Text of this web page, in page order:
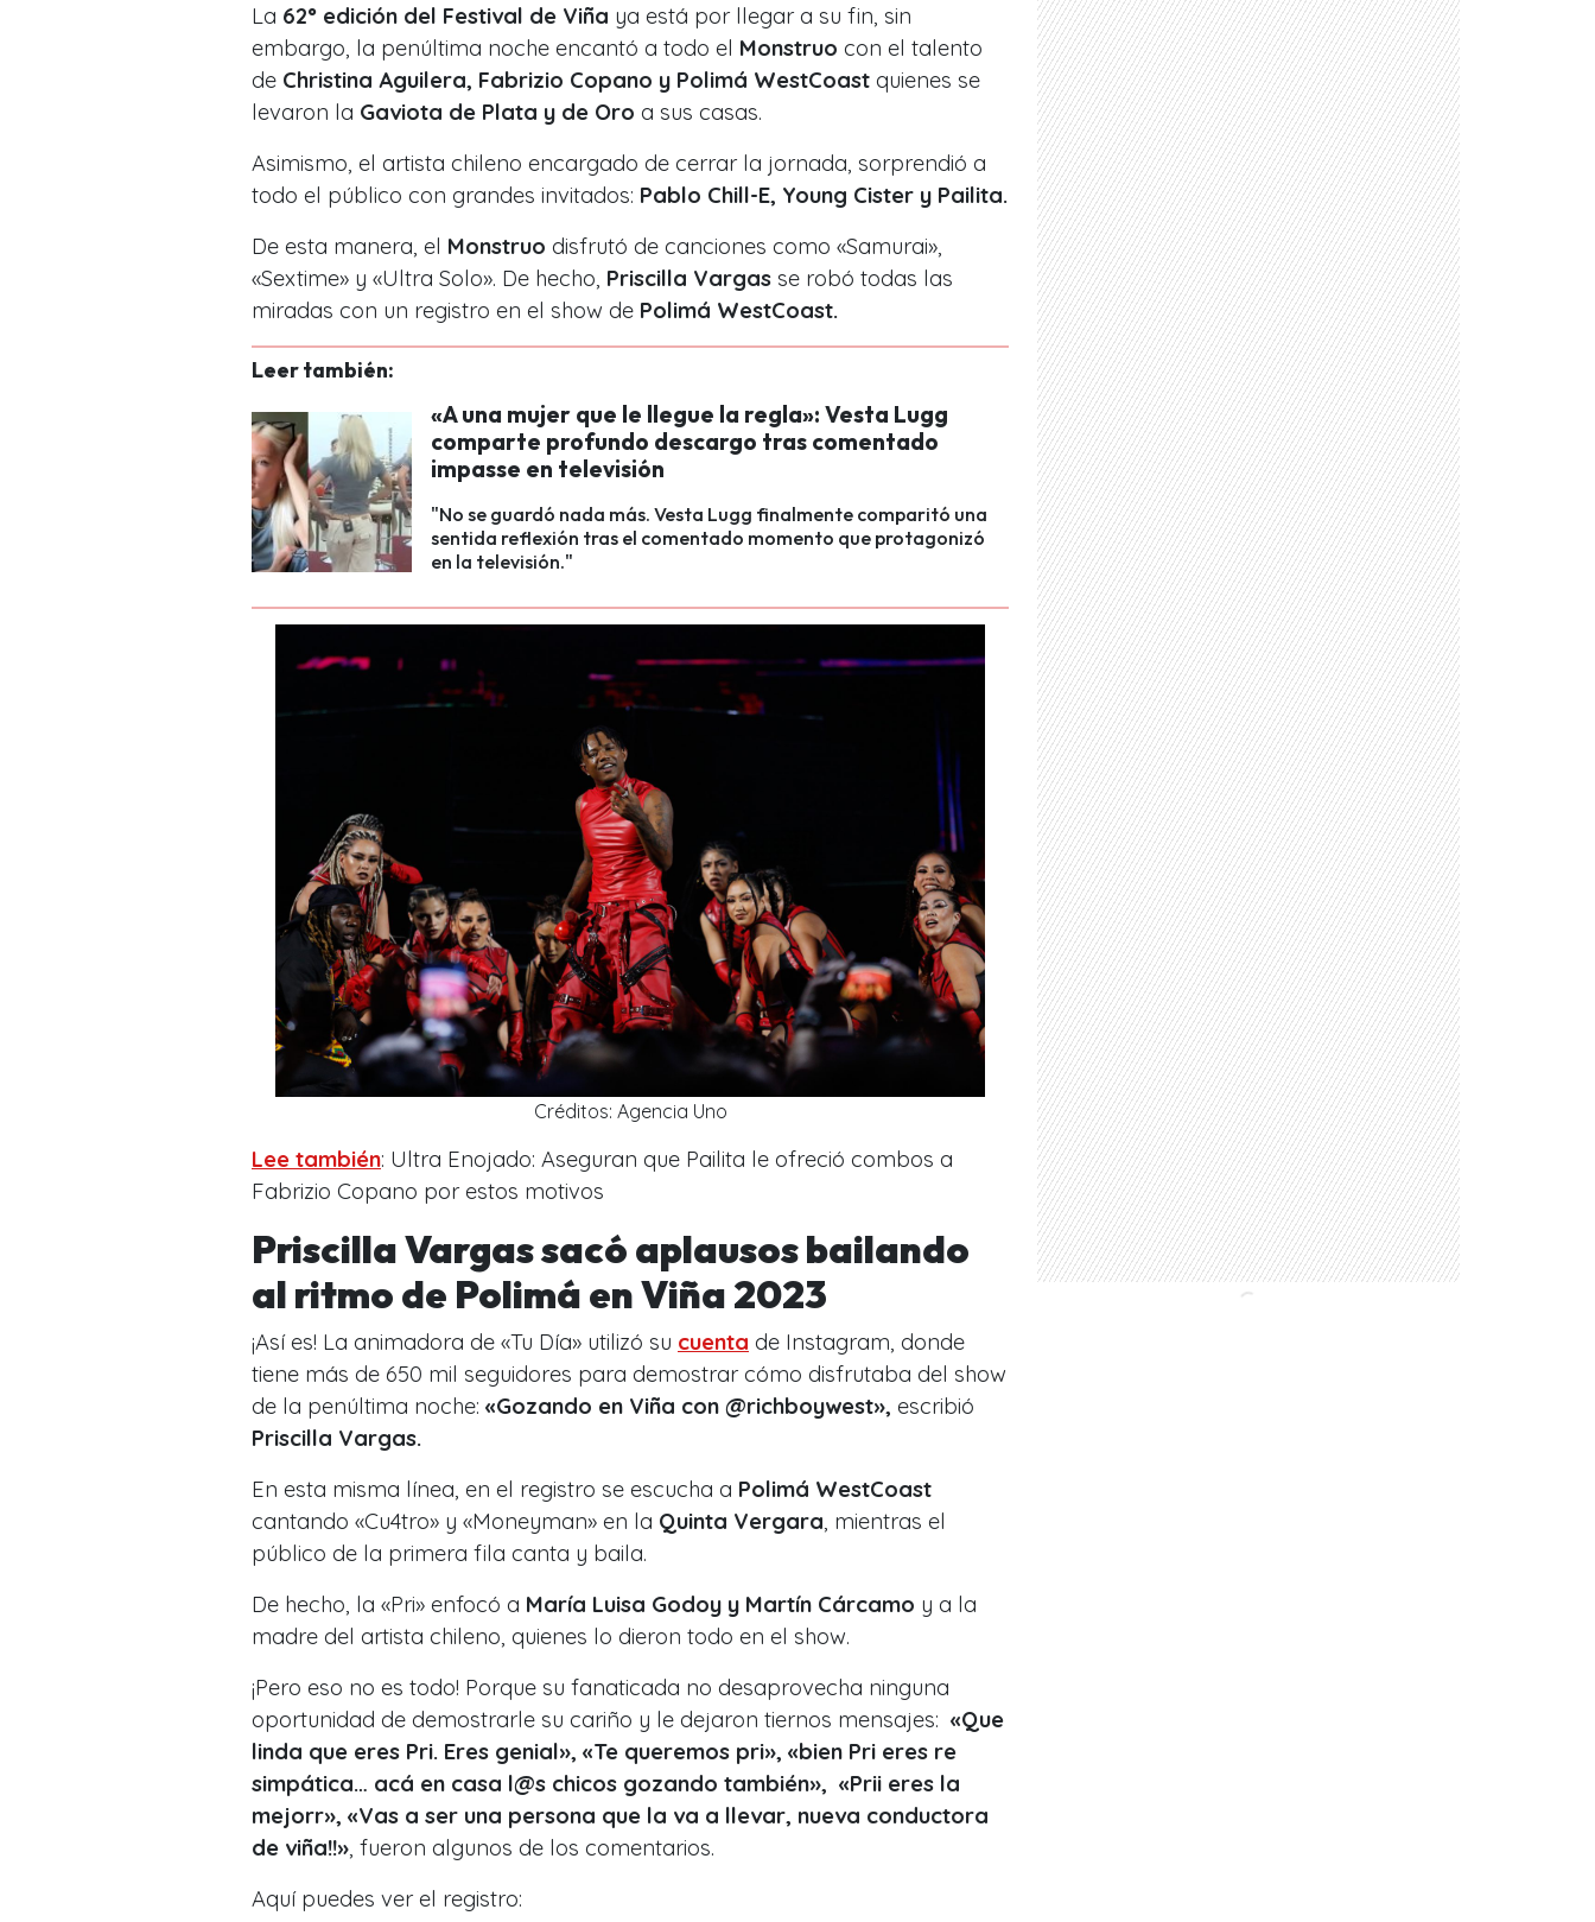
La 62° edición del Festival de Viña ya está por llegar a su fin, sin
embargo, la penúltima noche encantó a todo el Monstruo con el talento
de Christina Aguilera, Fabrizio Copano y Polimá WestCoast quienes se
levaron la Gaviota de Plata y de Oro a sus casas.
Asimismo, el artista chileno encargado de cerrar la jornada, sorprendió a
todo el público con grandes invitados: Pablo Chill-E, Young Cister y Pailita.
De esta manera, el Monstruo disfrutó de canciones como «Samurai»,
«Sextime» y «Ultra Solo». De hecho, Priscilla Vargas se robó todas las
miradas con un registro en el show de Polimá WestCoast.
Leer también:
«A una mujer que le llegue la regla»: Vesta Lugg
comparte profundo descargo tras comentado
impasse en televisión
"No se guardó nada más. Vesta Lugg finalmente comparitó una
sentida reflexión tras el comentado momento que protagonizó
en la televisión."
Créditos: Agencia Uno
Lee también: Ultra Enojado: Aseguran que Pailita le ofreció combos a
Fabrizio Copano por estos motivos
Priscilla Vargas sacó aplausos bailando
al ritmo de Polimá en Viña 2023
¡Así es! La animadora de «Tu Día» utilizó su cuenta de Instagram, donde
tiene más de 650 mil seguidores para demostrar cómo disfrutaba del show
de la penúltima noche: «Gozando en Viña con @richboywest», escribió
Priscilla Vargas.
En esta misma línea, en el registro se escucha a Polimá WestCoast
cantando «Cu4tro» y «Moneyman» en la Quinta Vergara, mientras el
público de la primera fila canta y baila.
De hecho, la «Pri» enfocó a María Luisa Godoy y Martín Cárcamo y a la
madre del artista chileno, quienes lo dieron todo en el show.
¡Pero eso no es todo! Porque su fanaticada no desaprovecha ninguna
oportunidad de demostrarle su cariño y le dejaron tiernos mensajes: «Que
linda que eres Pri. Eres genial», «Te queremos pri», «bien Pri eres re
simpática… acá en casa l@s chicos gozando también», «Prii eres la
mejorr», «Vas a ser una persona que la va a llevar, nueva conductora
de viña!!», fueron algunos de los comentarios.
Aquí puedes ver el registro: